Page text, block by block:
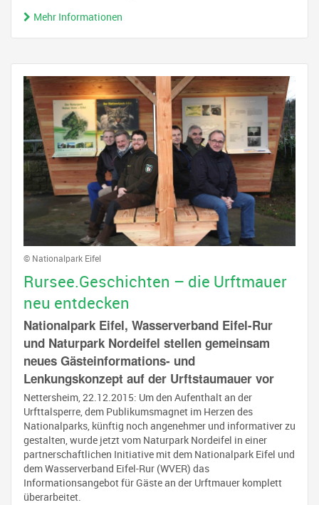
Mehr Informationen
© Nationalpark Eifel
Rursee.Geschichten – die Urftmauer
neu entdecken
Nationalpark Eifel, Wasserverband Eifel-Rur
und Naturpark Nordeifel stellen gemeinsam
neues Gästeinformations- und
Lenkungskonzept auf der Urftstaumauer vor
Nettersheim, 22.12.2015: Um den Aufenthalt an der
Urfttalsperre, dem Publikumsmagnet im Herzen des
Nationalparks, künftig noch angenehmer und informativer zu
gestalten, wurde jetzt vom Naturpark Nordeifel in einer
partnerschaftlichen Initiative mit dem Nationalpark Eifel und
dem Wasserverband Eifel-Rur (WVER) das
Informationsangebot für Gäste an der Urftmauer komplett
überarbeitet.